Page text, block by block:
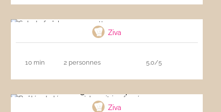
Ziva
10 min 2 personnes 5.0/5
Ziva